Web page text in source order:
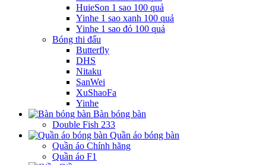
HuieSon 1 sao 100 quả
Yinhe 1 sao xanh 100 quả
Yinhe 1 sao đỏ 100 quả
Bóng thi đấu
Butterfly
DHS
Nitaku
SanWei
XuShaoFa
Yinhe
Bàn bóng bàn
Double Fish 233
Quần áo bóng bàn
Quần áo Chính hãng
Quần áo F1